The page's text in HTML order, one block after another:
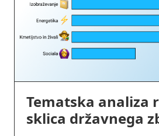
Tematska analiza
sklica državnega